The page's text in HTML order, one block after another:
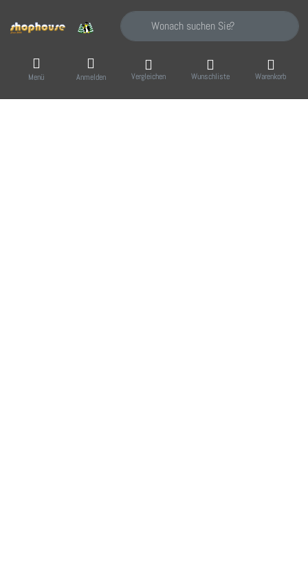
Geben Sie einen Suchbegriff ein. Während
Menü Anmelden Vergleichen Wunschliste Warenkorb